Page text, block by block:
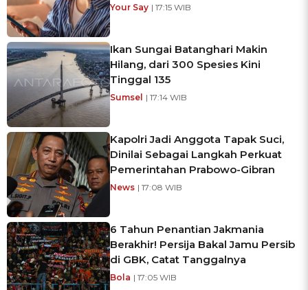
Your Say | 17:15 WIB
Ikan Sungai Batanghari Makin
Hilang, dari 300 Spesies Kini
Tinggal 135
Sumsel | 17:14 WIB
Kapolri Jadi Anggota Tapak Suci,
Dinilai Sebagai Langkah Perkuat
Pemerintahan Prabowo-Gibran
News | 17:08 WIB
6 Tahun Penantian Jakmania
Berakhir! Persija Bakal Jamu Persib
di GBK, Catat Tanggalnya
Bola | 17:05 WIB